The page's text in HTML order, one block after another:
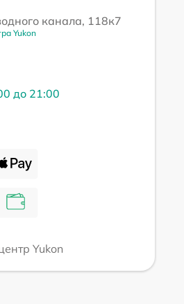
канала, 118к7
Yukon
до 21:00
Yukon